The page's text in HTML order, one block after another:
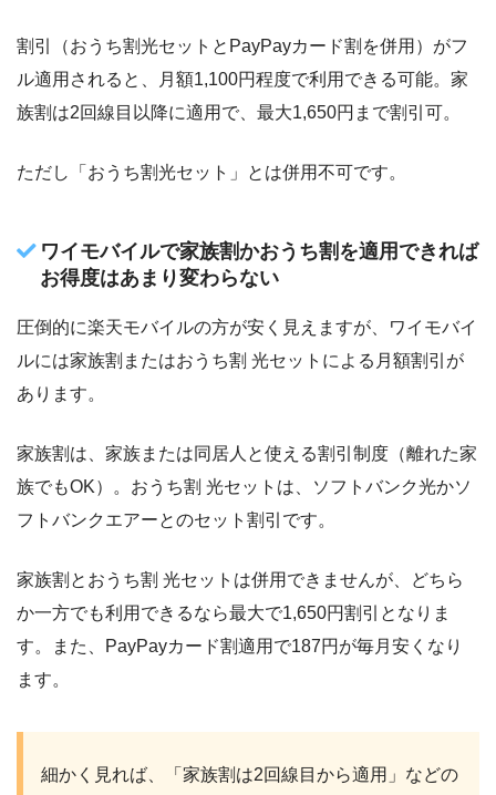
割引（おうち割光セットとPayPayカード割を併用）がフ
ル適用されると、月額1,100円程度で利用できる可能。家
族割は2回線目以降に適用で、最大1,650円まで割引可。
ただし「おうち割光セット」とは併用不可です。
ワイモバイルで家族割かおうち割を適用できれば
お得度はあまり変わらない
圧倒的に楽天モバイルの方が安く見えますが、ワイモバイ
ルには家族割またはおうち割 光セットによる月額割引が
あります。
家族割は、家族または同居人と使える割引制度（離れた家
族でもOK）。おうち割 光セットは、ソフトバンク光かソ
フトバンクエアーとのセット割引です。
家族割とおうち割 光セットは併用できませんが、どちら
か一方でも利用できるなら最大で1,650円割引となりま
す。また、PayPayカード割適用で187円が毎月安くなり
ます。
細かく見れば、「家族割は2回線目から適用」などの